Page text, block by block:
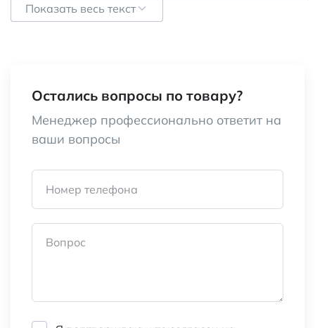
Вес брутто
Категория:
Щетки для
электродвигателей
Показать весь текст
Остались вопросы по товару?
Менеджер профессионально ответит на
ваши вопросы
Номер телефона
Вопрос